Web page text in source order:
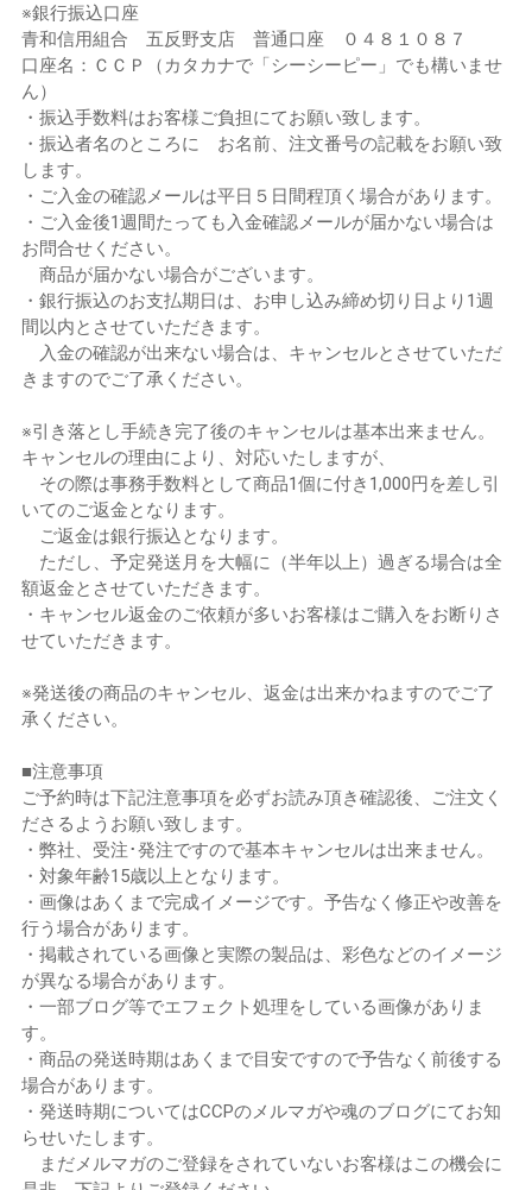
※銀行振込口座
青和信用組合 五反野支店 普通口座 ０４８１０８７
口座名：ＣＣＰ（カタカナで「シーシーピー」でも構いませ
ん）
・振込手数料はお客様ご負担にてお願い致します。
・振込者名のところに お名前、注文番号の記載をお願い致
します。
・ご入金の確認メールは平日５日間程頂く場合があります。
・ご入金後1週間たっても入金確認メールが届かない場合は
お問合せください。
商品が届かない場合がございます。
・銀行振込のお支払期日は、お申し込み締め切り日より1週
間以内とさせていただきます。
入金の確認が出来ない場合は、キャンセルとさせていただ
きますのでご了承ください。
※引き落とし手続き完了後のキャンセルは基本出来ません。
キャンセルの理由により、対応いたしますが、
その際は事務手数料として商品1個に付き1,000円を差し引
いてのご返金となります。
ご返金は銀行振込となります。
ただし、予定発送月を大幅に（半年以上）過ぎる場合は全
額返金とさせていただきます。
・キャンセル返金のご依頼が多いお客様はご購入をお断りさ
せていただきます。
※発送後の商品のキャンセル、返金は出来かねますのでご了
承ください。
■注意事項
ご予約時は下記注意事項を必ずお読み頂き確認後、ご注文く
ださるようお願い致します。
・弊社、受注･発注ですので基本キャンセルは出来ません。
・対象年齢15歳以上となります。
・画像はあくまで完成イメージです。予告なく修正や改善を
行う場合があります。
・掲載されている画像と実際の製品は、彩色などのイメージ
が異なる場合があります。
・一部ブログ等でエフェクト処理をしている画像がありま
す。
・商品の発送時期はあくまで目安ですので予告なく前後する
場合があります。
・発送時期についてはCCPのメルマガや魂のブログにてお知
らせいたします。
まだメルマガのご登録をされていないお客様はこの機会に